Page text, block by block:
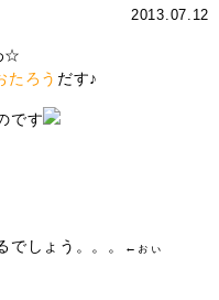
2013.07.12
☆
たろう だす♪
です
でしょう。。。
←ぉぃ